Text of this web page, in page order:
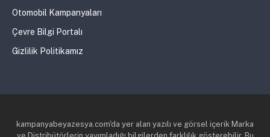
Otomobil Kampanyaları
Çevre Bilgi Portalı
Gizlilik Politikamız
kampanyabeyazesya.com'da yer alan yazılı ve görsel içerik Marka